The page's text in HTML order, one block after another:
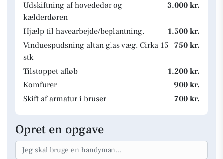
Udskiftning af hovededør og
kælderdøren
3.000 kr.
Hjælp til havearbejde/beplantning.
1.500 kr.
Vinduespudsning altan glas væg. Cirka 15
stk
750 kr.
Tilstoppet afløb
1.200 kr.
Komfurer
900 kr.
Skift af armatur i bruser
700 kr.
Opret en opgave